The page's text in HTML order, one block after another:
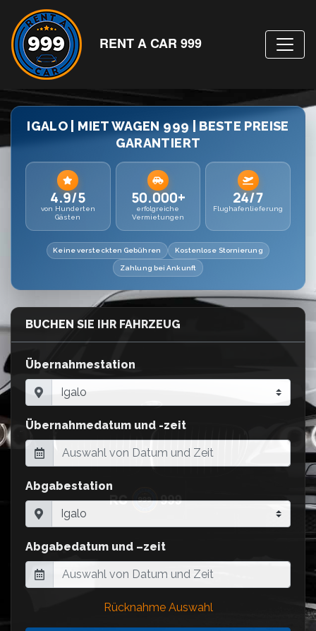
RENT A CAR 999
IGALO | MIET WAGEN 999 | BESTE PREISE
GARANTIERT
4.9/5
von Hunderten
Gästen
50.000+
erfolgreiche
Vermietungen
24/7
Flughafenlieferung
Keine versteckten Gebühren Kostenlose Stornierung
Zahlung bei Ankunft
BUCHEN SIE IHR FAHRZEUG
Übernahmestation
Übernahmedatum und -zeit
Abgabestation
Abgabedatum und –zeit
Rücknahme Auswahl